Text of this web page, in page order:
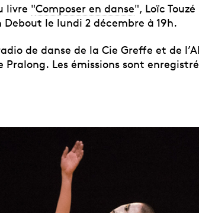
livre "Composer en danse", Loïc
le lundi 2 décembre à 19h.
de danse de la Cie Greffe et de
Pralong. Les émissions sont